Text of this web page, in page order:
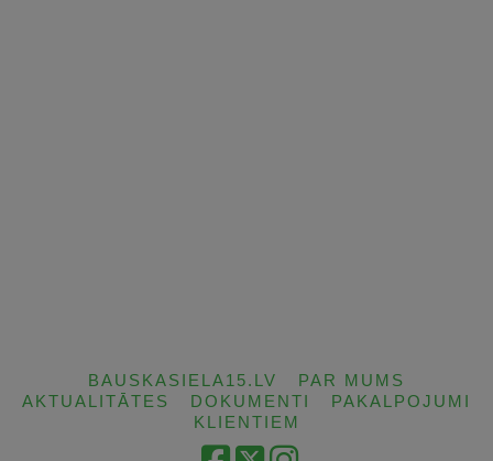
BAUSKASIELA15.LV
PAR MUMS
AKTUALITĀTES
DOKUMENTI
PAKALPOJUMI
KLIENTIEM